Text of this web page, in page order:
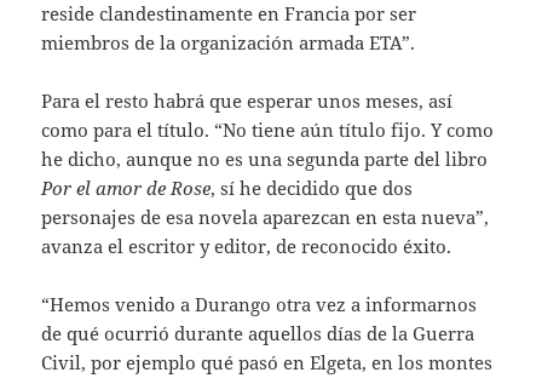
reside clandestinamente en Francia por ser
miembros de la organización armada ETA”.
Para el resto habrá que esperar unos meses, así
como para el título. “No tiene aún título fijo. Y como
he dicho, aunque no es una segunda parte del libro
Por el amor de Rose, sí he decidido que dos
personajes de esa novela aparezcan en esta nueva”,
avanza el escritor y editor, de reconocido éxito.
“Hemos venido a Durango otra vez a informarnos
de qué ocurrió durante aquellos días de la Guerra
Civil, por ejemplo qué pasó en Elgeta, en los montes